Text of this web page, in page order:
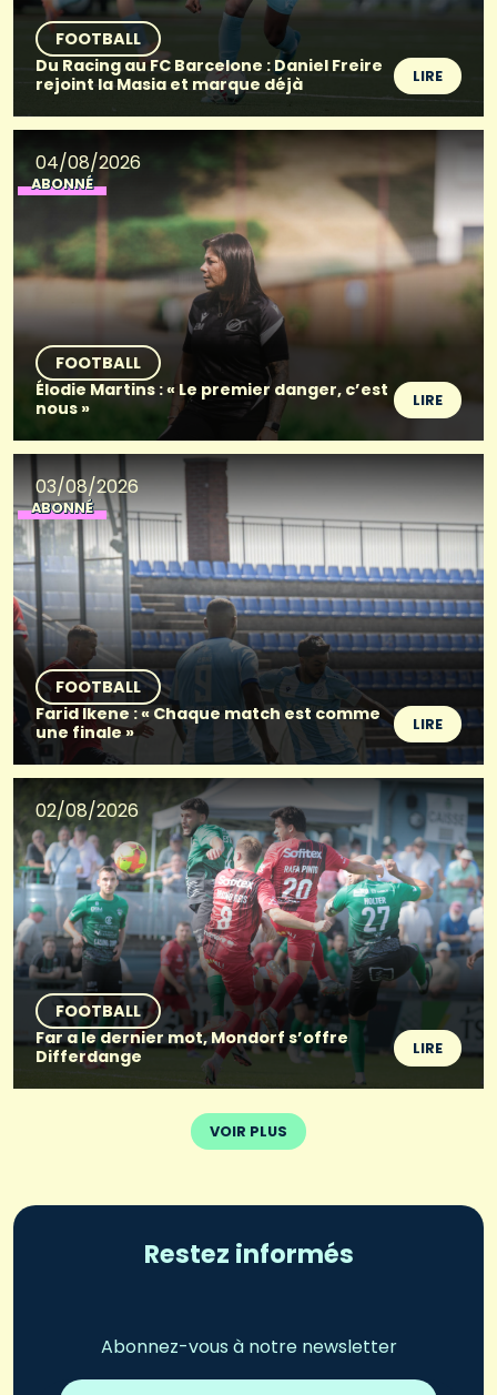
FOOTBALL
Du Racing au FC Barcelone : Daniel Freire
rejoint la Masia et marque déjà
LIRE
04/08/2026
ABONNÉ
FOOTBALL
Élodie Martins : « Le premier danger, c’est
nous »
LIRE
03/08/2026
ABONNÉ
FOOTBALL
Farid Ikene : « Chaque match est comme
une finale »
LIRE
02/08/2026
FOOTBALL
Far a le dernier mot, Mondorf s’offre
Differdange
LIRE
VOIR PLUS
Restez informés
Abonnez-vous à notre newsletter
Adresse